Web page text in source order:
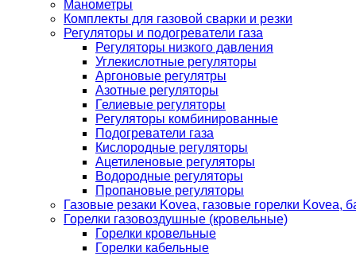
Манометры
Комплекты для газовой сварки и резки
Регуляторы и подогреватели газа
Регуляторы низкого давления
Углекислотные регуляторы
Аргоновые регулятры
Азотные регуляторы
Гелиевые регуляторы
Регуляторы комбинированные
Подогреватели газа
Кислородные регуляторы
Ацетиленовые регуляторы
Водородные регуляторы
Пропановые регуляторы
Газовые резаки Kovea, газовые горелки Kovea,
Горелки газовоздушные (кровельные)
Горелки кровельные
Горелки кабельные